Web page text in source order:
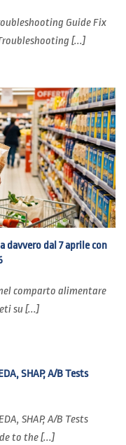
Guide Fix
[...]
davvero dal 7 aprile con
comparto alimentare
su [...]
SHAP, A/B Tests
SHAP, A/B Tests
to the [...]